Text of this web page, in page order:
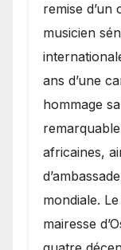
remise
musicien
ans d’une
hommage
africaines,
mondiale.
mairesse